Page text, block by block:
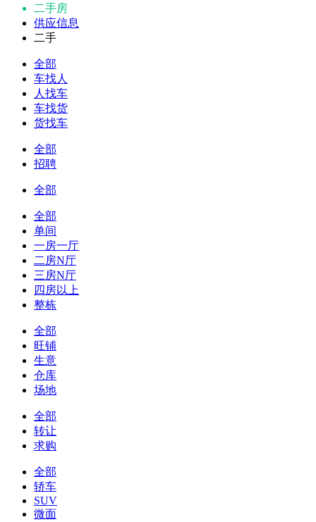
二手房
供应信息
二手
全部
车找人
人找车
车找货
货找车
全部
招聘
全部
全部
单间
一房一厅
二房N厅
三房N厅
四房以上
整栋
全部
旺铺
生意
仓库
场地
全部
转让
求购
全部
轿车
SUV
微面